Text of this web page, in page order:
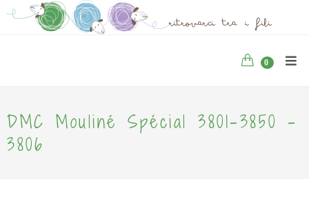
0
DMC Mouliné Spécial 3801-3850 -
3806